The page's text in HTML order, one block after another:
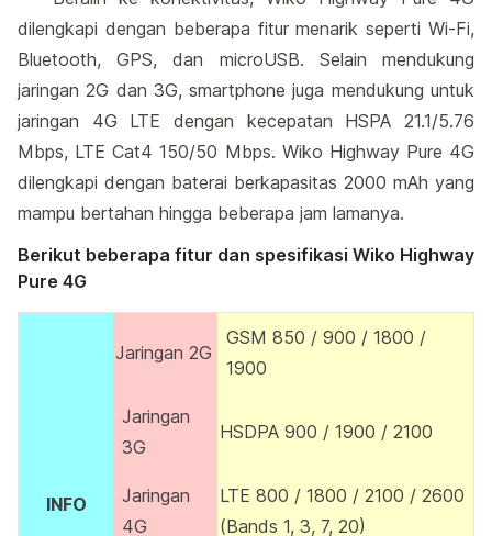
dilengkapi dengan beberapa fitur menarik seperti Wi-Fi,
Bluetooth, GPS, dan microUSB. Selain mendukung
jaringan 2G dan 3G, smartphone juga mendukung untuk
jaringan 4G LTE dengan kecepatan HSPA 21.1/5.76
Mbps, LTE Cat4 150/50 Mbps. Wiko Highway Pure 4G
dilengkapi dengan baterai berkapasitas 2000 mAh yang
mampu bertahan hingga beberapa jam lamanya.
Berikut beberapa fitur dan spesifikasi Wiko Highway
Pure 4G
INFO
Jaringan 2G
GSM 850 / 900 / 1800 /
1900
Jaringan
3G
HSDPA 900 / 1900 / 2100
Jaringan
4G
LTE 800 / 1800 / 2100 / 2600
(Bands 1, 3, 7, 20)